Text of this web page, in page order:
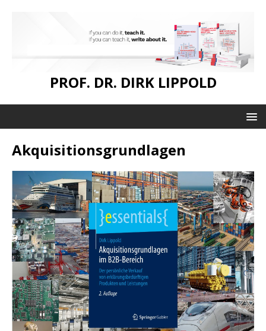
PROF. DR. DIRK LIPPOLD
Akquisitionsgrundlagen